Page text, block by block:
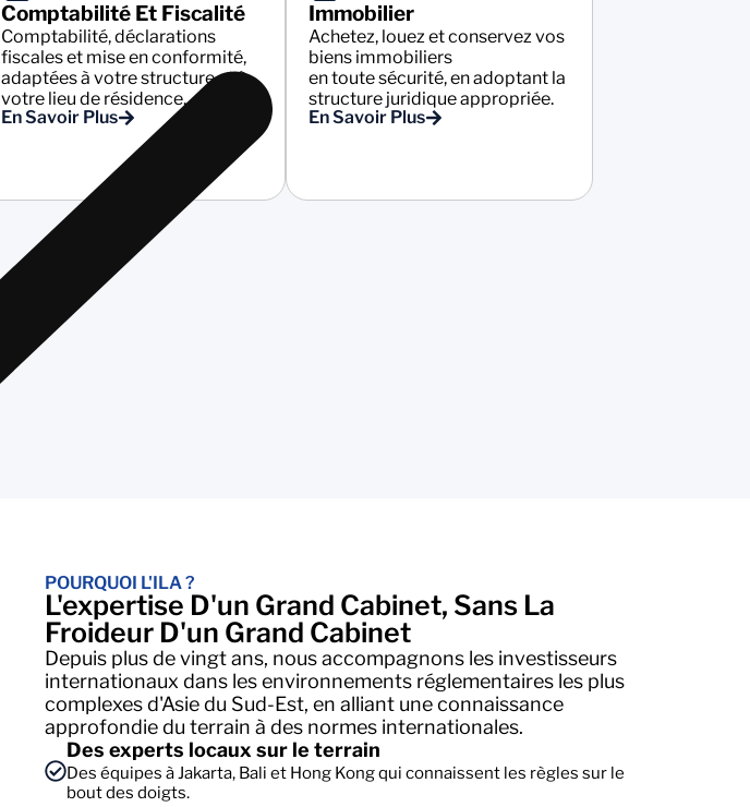
Comptabilité Et Fiscalité
Comptabilité, déclarations
fiscales et mise en conformité,
adaptées à votre structure et à
votre lieu de résidence.
En Savoir Plus
Immobilier
Achetez, louez et conservez vos
biens immobiliers
en toute sécurité, en adoptant la
structure juridique appropriée.
En Savoir Plus
POURQUOI L'ILA ?
L'expertise D'un Grand Cabinet, Sans La
Froideur D'un Grand Cabinet
Depuis plus de vingt ans, nous accompagnons les investisseurs
internationaux dans les environnements réglementaires les plus
complexes d'Asie du Sud-Est, en alliant une connaissance
approfondie du terrain à des normes internationales.
Des experts locaux sur le terrain
Des équipes à Jakarta, Bali et Hong Kong qui connaissent les règles sur le
bout des doigts.